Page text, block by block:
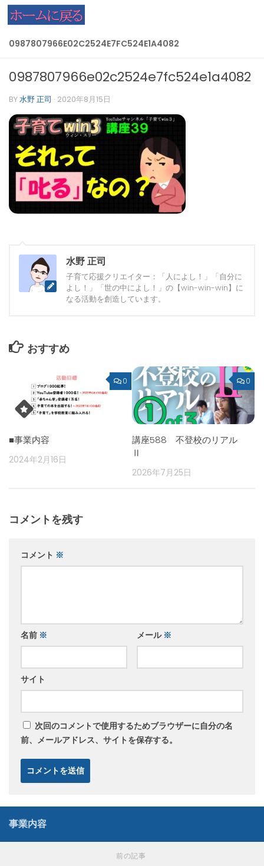
コンテンツへスキップ
0987807966E02C2524E7FC524E1A4082
0987807966e02c2524e7fc524e1a4082
BY水野 正司 · 2020年8月15日
水野 正司
子育て応援クリエイター：「人によし！」「自分に
よし！」「世の中によし！」の【win-win-win】に
なる活動を創造しています。
おすすめ
0
■事業内容
2024年2月16日
0
講座588 不登校のリアル
Ⅱ
2026年7月25日
コメントを残す
コメント ※
名前 ※ メール ※
サイト
次回のコメントで使用するためブラウザーに自分の名
前、メールアドレス、サイトを保存する。
事業内容
前の記事